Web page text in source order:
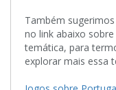
Também
no link abaixo
temática, para
explorar mais essa